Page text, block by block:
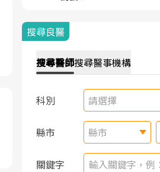
搜尋良醫
搜尋醫師搜尋醫事機構
科別 請選擇
縣市 縣市
關鍵字